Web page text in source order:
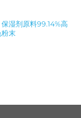
保湿剂原料99.14%高
末